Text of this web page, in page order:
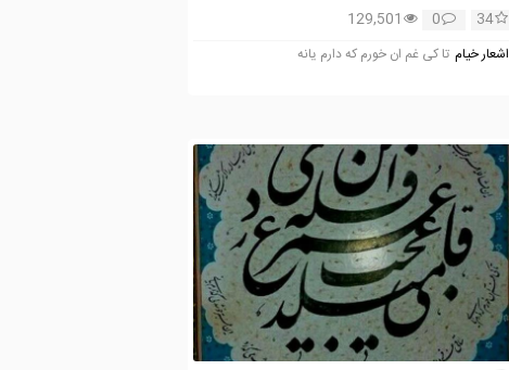
34
0
129,501
اشعار خیام تا کی غم ان خورم که دارم یانه